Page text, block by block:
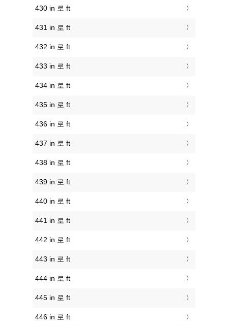
430 in 로 ft
431 in 로 ft
432 in 로 ft
433 in 로 ft
434 in 로 ft
435 in 로 ft
436 in 로 ft
437 in 로 ft
438 in 로 ft
439 in 로 ft
440 in 로 ft
441 in 로 ft
442 in 로 ft
443 in 로 ft
444 in 로 ft
445 in 로 ft
446 in 로 ft